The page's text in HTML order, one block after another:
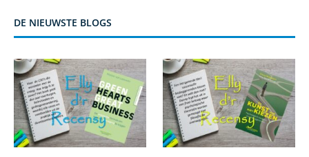
DE NIEUWSTE BLOGS